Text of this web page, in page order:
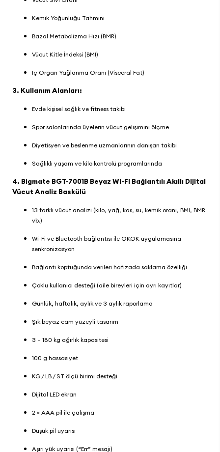
Kemik Yoğunluğu Tahmini
Bazal Metabolizma Hızı (BMR)
Vücut Kitle İndeksi (BMI)
İç Organ Yağlanma Oranı (Visceral Fat)
3. Kullanım Alanları:
Evde kişisel sağlık ve fitness takibi
Spor salonlarında üyelerin vücut gelişimini ölçme
Diyetisyen ve beslenme uzmanlarının danışan takibi
Sağlıklı yaşam ve kilo kontrolü programlarında
4. Bigmate BGT-7001B Beyaz Wi-Fi Bağlantılı Akıllı Dijital
Vücut Analiz Baskülü
13 farklı vücut analizi (kilo, yağ, kas, su, kemik oranı, BMI, BMR
vb.)
Wi-Fi ve Bluetooth bağlantısı ile OKOK uygulamasına
senkronizasyon
Bağlantı koptuğunda verileri hafızada saklama özelliği
Çoklu kullanıcı desteği (aile bireyleri için ayrı kayıtlar)
Günlük, haftalık, aylık ve 3 aylık raporlama
Şık beyaz cam yüzeyli tasarım
3 – 180 kg ağırlık kapasitesi
100 g hassasiyet
KG / LB / ST ölçü birimi desteği
Dijital LED ekran
2 × AAA pil ile çalışma
Düşük pil uyarısı
Aşırı yük uyarısı (“Err” mesajı)